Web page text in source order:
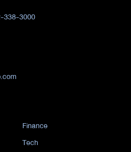
338-3000
Finance
Tech